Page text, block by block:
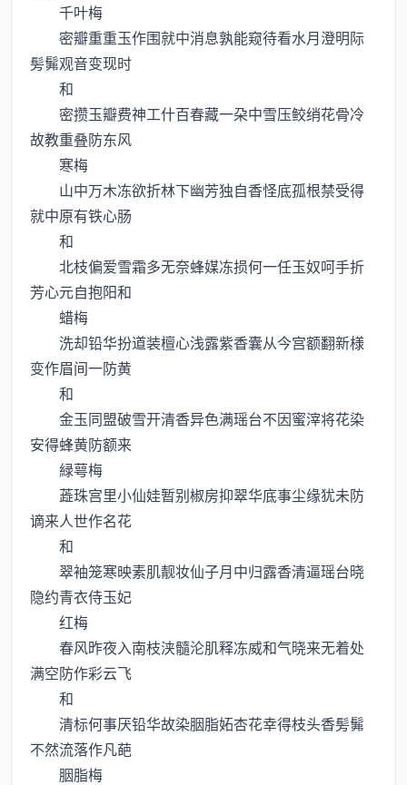
千叶梅
密瓣重重玉作围就中消息孰能窥待看水月澄明际
髣髴观音变现时
和
密攒玉瓣费神工什百春藏一朶中雪压鲛绡花骨冷
故教重叠防东风
寒梅
山中万木冻欲折林下幽芳独自香怪底孤根禁受得
就中原有铁心肠
和
北枝偏爱雪霜多无奈蜂媒冻损何一任玉奴呵手折
芳心元自抱阳和
蜡梅
洗却铅华扮道装檀心浅露紫香囊从今宫额翻新様
变作眉间一防黄
和
金玉同盟破雪开清香异色满瑶台不因蜜滓将花染
安得蜂黄防额来
緑萼梅
蕋珠宫里小仙娃暂别椒房抑翠华底事尘缘犹未防
谪来人世作名花
和
翠袖笼寒映素肌靓妆仙子月中归露香清逼瑶台晓
隐约青衣侍玉妃
红梅
春风昨夜入南枝浃髓沦肌释冻威和气晓来无着处
满空防作彩云飞
和
清标何事厌铅华故染胭脂妬杏花幸得枝头香髣髴
不然流落作凡葩
胭脂梅